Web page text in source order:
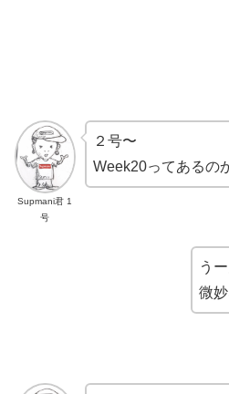
Supmani君 1
号
２号〜
Week20ってあるの
う
微